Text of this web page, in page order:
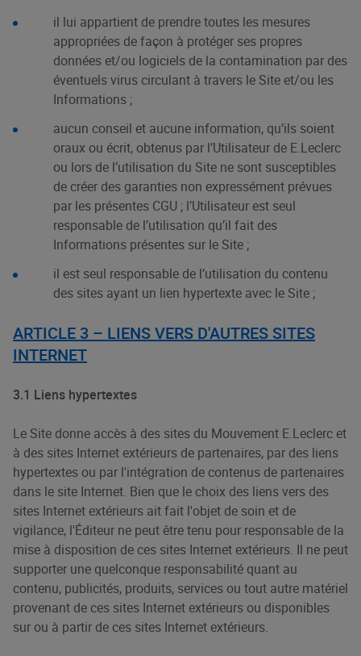
il lui appartient de prendre toutes les mesures
appropriées de façon à protéger ses propres
données et/ou logiciels de la contamination par des
éventuels virus circulant à travers le Site et/ou les
Informations ;
aucun conseil et aucune information, qu’ils soient
oraux ou écrit, obtenus par l’Utilisateur de E.Leclerc
ou lors de l’utilisation du Site ne sont susceptibles
de créer des garanties non expressément prévues
par les présentes CGU ; l’Utilisateur est seul
responsable de l’utilisation qu’il fait des
Informations présentes sur le Site ;
il est seul responsable de l’utilisation du contenu
des sites ayant un lien hypertexte avec le Site ;
ARTICLE 3 – LIENS VERS D'AUTRES SITES
INTERNET
3.1 Liens hypertextes
Le Site donne accès à des sites du Mouvement E.Leclerc et
à des sites Internet extérieurs de partenaires, par des liens
hypertextes ou par l'intégration de contenus de partenaires
dans le site Internet. Bien que le choix des liens vers des
sites Internet extérieurs ait fait l'objet de soin et de
vigilance, l'Éditeur ne peut être tenu pour responsable de la
mise à disposition de ces sites Internet extérieurs. Il ne peut
supporter une quelconque responsabilité quant au
contenu, publicités, produits, services ou tout autre matériel
provenant de ces sites Internet extérieurs ou disponibles
sur ou à partir de ces sites Internet extérieurs.